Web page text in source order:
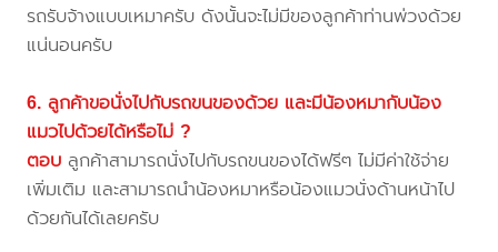
รถรับจ้างแบบเหมาครับ ดังนั้นจะไม่มีของลูกค้าท่านพ่วงด้วย
แน่นอนครับ
6. ลูกค้าขอนั่งไปกับรถขนของด้วย และมีน้องหมากับน้อง
แมวไปด้วยได้หรือไม่ ?
ตอบ ลูกค้าสามารถนั่งไปกับรถขนของได้ฟรีๆ ไม่มีค่าใช้จ่าย
เพิ่มเติม และสามารถนำน้องหมาหรือน้องแมวนั่งด้านหน้าไป
ด้วยกันได้เลยครับ